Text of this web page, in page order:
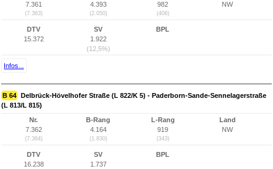
7.361
(7.363)
4.393
(2.050)
982
(406)
NW
DTV
15.372
SV
1.922
(12,5%)
BPL
Infos...
B 64 Delbrück-Hövelhofer Straße (L 822/K 5) - Paderborn-Sande-Sennelagerstraße
(L 813/L 815)
Nr.
7.362
(7.364)
B-Rang
4.164
(1.830)
L-Rang
919
(343)
Land
NW
DTV
16.238
SV
1.737
BPL